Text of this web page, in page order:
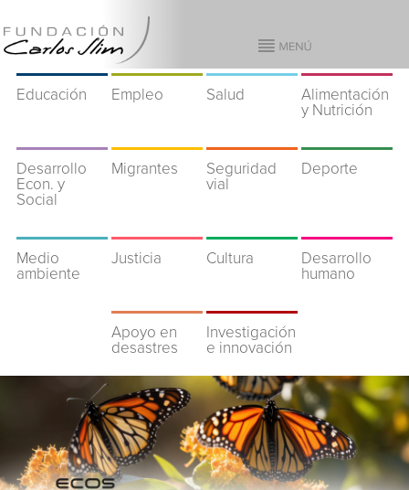
Educación Empleo Salud
Alimentación
y Nutrición
Desarrollo
Econ. y
Social
Migrantes
Seguridad
vial
Deporte
Medio
ambiente
Justicia Cultura
Desarrollo
humano
Apoyo en
desastres
Investigación
e innovación